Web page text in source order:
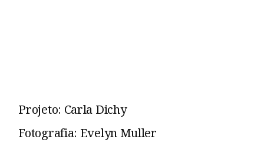
Projeto: Carla Dichy
Fotografia: Evelyn Muller